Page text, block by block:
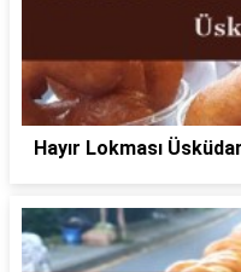
Hayır Lokması Üsküdar